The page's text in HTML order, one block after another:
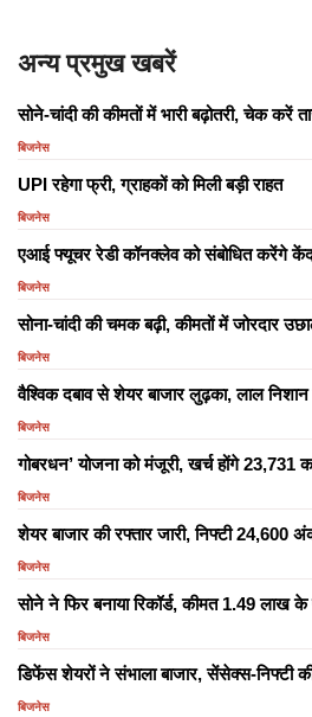
अन्य प्रमुख खबरें
सोने-चांदी की कीमतों में भारी बढ़ोतरी, चेक करें
बिजनेस
​​​​​​​UPI रहेगा फ्री, ग्राहकों को मिली बड़ी राहत
बिजनेस
एआई फ्यूचर रेडी कॉनक्लेव को संबोधित करेंगे
बिजनेस
सोना-चांदी की चमक बढ़ी, कीमतों में जोरदार
बिजनेस
वैश्विक दबाव से शेयर बाजार लुढ़का, लाल
बिजनेस
गोबरधन’ योजना को मंजूरी, खर्च होंगे 23,731
बिजनेस
शेयर बाजार की रफ्तार जारी, निफ्टी 24,600
बिजनेस
सोने ने फिर बनाया रिकॉर्ड, कीमत 1.49 लाख के
बिजनेस
डिफेंस शेयरों ने संभाला बाजार, सेंसेक्स-निफ्टी
बिजनेस